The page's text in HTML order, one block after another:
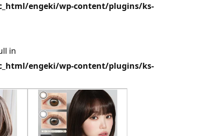
engeki/wp-content/plugins/ks-
in
engeki/wp-content/plugins/ks-